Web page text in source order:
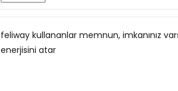
feliway kullananlar memnun, imkanınız
enerjisini atar